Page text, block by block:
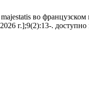
во
г.];9(2):13-.